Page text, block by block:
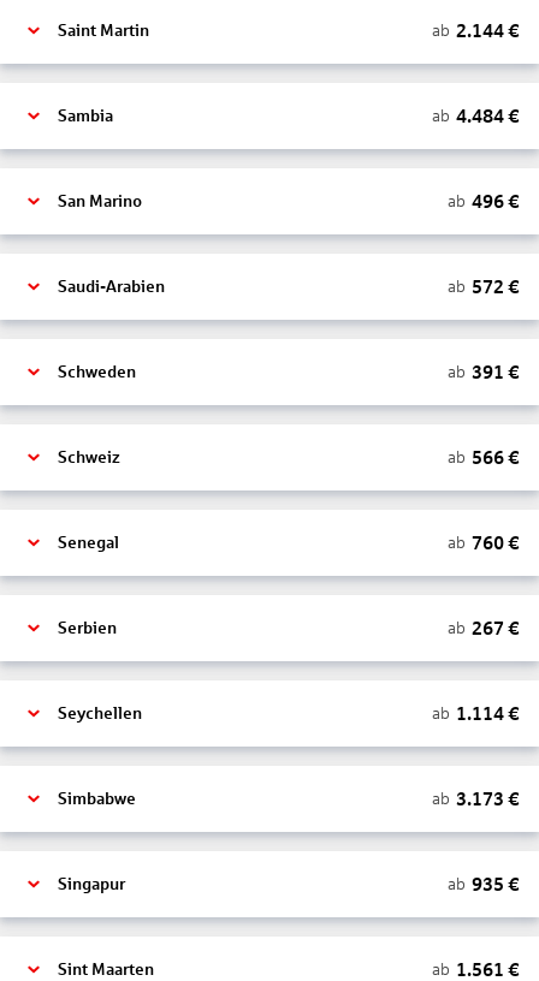
Saint Martin ab 2.144€
Sambia ab 4.484€
San Marino ab 496€
Saudi-Arabien ab 572 €
Schweden ab 391 €
Schweiz ab 566€
Senegal ab 760€
Serbien ab 267 €
Seychellen ab 1.114€
Simbabwe ab 3.173 €
Singapur ab 935 €
Sint Maarten ab 1.561 €